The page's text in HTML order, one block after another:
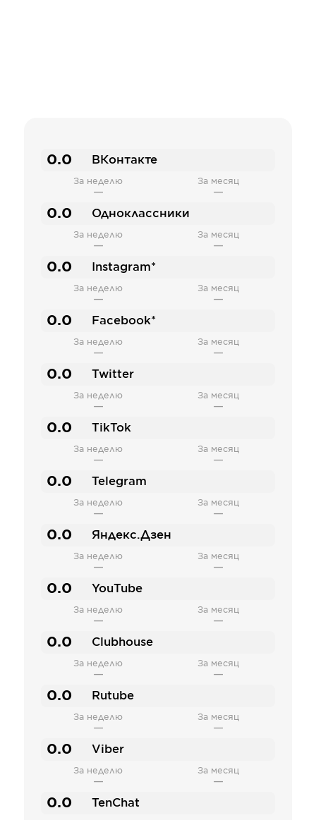
0.0 ВКонтакте
За неделю
—
За месяц
—
0.0 Одноклассники
За неделю
—
За месяц
—
0.0 Instagram*
За неделю
—
За месяц
—
0.0 Facebook*
За неделю
—
За месяц
—
0.0 Twitter
За неделю
—
За месяц
—
0.0 TikTok
За неделю
—
За месяц
—
0.0 Telegram
За неделю
—
За месяц
—
0.0 Яндекс.Дзен
За неделю
—
За месяц
—
0.0 YouTube
За неделю
—
За месяц
—
0.0 Clubhouse
За неделю
—
За месяц
—
0.0 Rutube
За неделю
—
За месяц
—
0.0 Viber
За неделю
—
За месяц
—
0.0 TenChat